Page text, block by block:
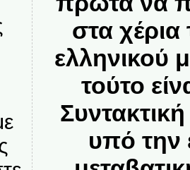
στα
ελληνικού
τούτο
υπό την